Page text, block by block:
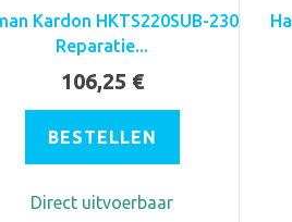
Kardon HKTS220SUB-230
Reparatie...
106,25 €
BESTELLEN
Direct uitvoerbaar